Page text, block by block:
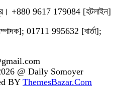
+880 9617 179084 [হটলাইন]
01711 995632 [বার্তা];
@ Daily Somoyer
BYThemesBazar.Com